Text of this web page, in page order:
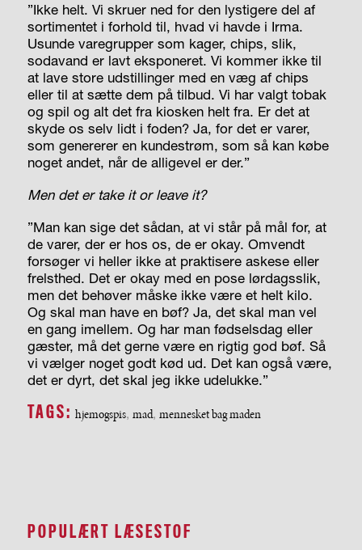
”Ikke helt. Vi skruer ned for den lystigere del af
sortimentet i forhold til, hvad vi havde i Irma.
Usunde varegrupper som kager, chips, slik,
sodavand er lavt eksponeret. Vi kommer ikke til
at lave store udstillinger med en væg af chips
eller til at sætte dem på tilbud. Vi har valgt tobak
og spil og alt det fra kiosken helt fra. Er det at
skyde os selv lidt i foden? Ja, for det er varer,
som genererer en kundestrøm, som så kan købe
noget andet, når de alligevel er der.”
Men det er take it or leave it?
”Man kan sige det sådan, at vi står på mål for, at
de varer, der er hos os, de er okay. Omvendt
forsøger vi heller ikke at praktisere askese eller
frelsthed. Det er okay med en pose lørdagsslik,
men det behøver måske ikke være et helt kilo.
Og skal man have en bøf? Ja, det skal man vel
en gang imellem. Og har man fødselsdag eller
gæster, må det gerne være en rigtig god bøf. Så
vi vælger noget godt kød ud. Det kan også være,
det er dyrt, det skal jeg ikke udelukke.”
TAGS: hjemogspis, mad, mennesket bag maden
POPULÆRT LÆSESTOF